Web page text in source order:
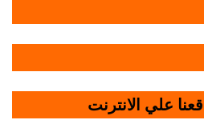
علي الانترنت